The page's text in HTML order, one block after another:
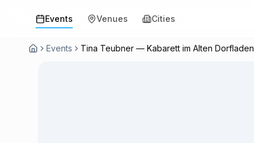
Events Venues Cities
Events Tina Teubner — Kabarett im Alten Dorfladen